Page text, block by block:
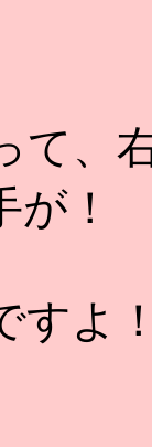
、
！
よ